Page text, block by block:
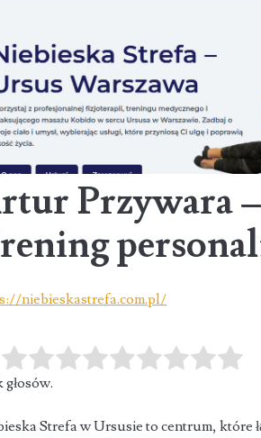
Przywara
niebieskastrefa.com.pl/
głosów.
Strefa w Ursusie to centrum, które